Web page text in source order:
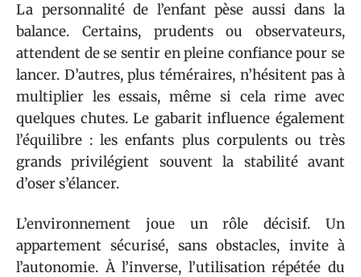
La personnalité de l’enfant pèse aussi dans la
balance. Certains, prudents ou observateurs,
attendent de se sentir en pleine confiance pour se
lancer. D’autres, plus téméraires, n’hésitent pas à
multiplier les essais, même si cela rime avec
quelques chutes. Le gabarit influence également
l’équilibre : les enfants plus corpulents ou très
grands privilégient souvent la stabilité avant
d’oser s’élancer.
L’environnement joue un rôle décisif. Un
appartement sécurisé, sans obstacles, invite à
l’autonomie. À l’inverse, l’utilisation répétée du